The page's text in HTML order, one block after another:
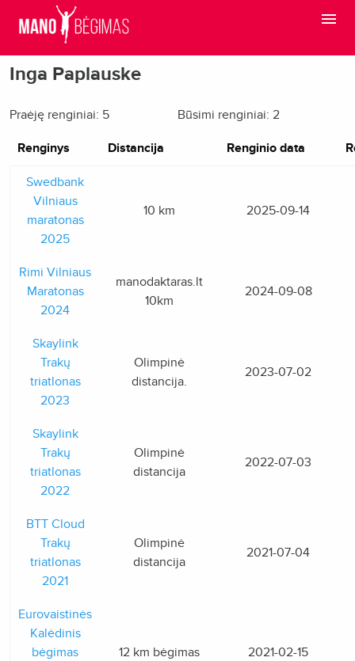
Inga Paplauske
Praėję renginiai: 5 Būsimi renginiai: 2
Renginys Distancija Renginio data
Swedbank
Vilniaus
maratonas
2025
10 km 2025-09-14
Rimi Vilniaus
Maratonas
2024
manodaktaras.lt
10km
2024-09-08
Skaylink
Trakų
triatlonas
2023
Olimpinė
distancija.
2023-07-02
Skaylink
Trakų
triatlonas
2022
Olimpinė
distancija
2022-07-03
BTT Cloud
Trakų
triatlonas
2021
Olimpinė
distancija
2021-07-04
Eurovaistinės
Kalėdinis
bėgimas
12 km bėgimas 2021-02-15